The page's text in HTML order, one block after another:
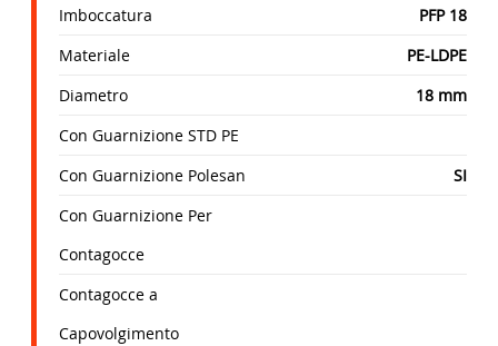
Imboccatura
PFP 18
Materiale
PE-LDPE
Diametro
18 mm
Con Guarnizione STD PE
Con Guarnizione Polesan
SI
Con Guarnizione Per
Contagocce
Contagocce a
Capovolgimento